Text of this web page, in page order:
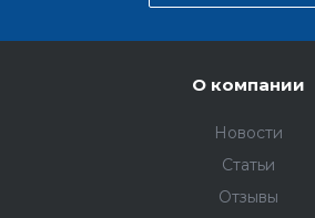
О компании
Новости
Статьи
Отзывы